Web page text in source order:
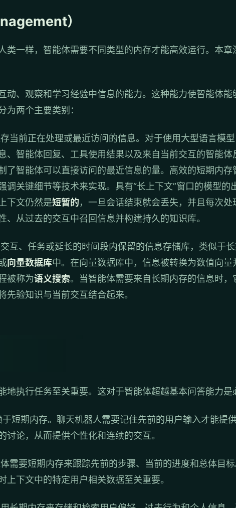
）
类一样，智能体需要不同类型的内存才能高效运行。本
动、观察和学习经验中信息的能力。这种能力使智能体
两个主要类别：
当前正在处理或最近访问的信息。对于使用大型语言模
、智能体回复、工具使用结果以及来自当前交互的智能
了智能体可以直接访问的最近信息的量。高效的短期内
关键细节等技术来实现。具有“长上下文”窗口的模型的
下文仍然是短暂的，一旦会话结束就会丢失，并且每次
从过去的交互中召回信息并构建持久的知识库。
互、任务或延长的时间段内保留的信息存储库，类似于
向量数据库中。在向量数据库中，信息被转换为数值向
被称为语义搜索。当智能体需要来自长期内存的信息时
验知识与当前交互结合起来。
执行任务至关重要。这对于智能体超越基本问答能力是
短期内存。聊天机器人需要记住先前的用户输入才能提
论，从而提供个性化和连续的交互。
需要短期内存来跟踪先前的步骤、当前的进度和总体目
下文中的特定用户相关数据至关重要。